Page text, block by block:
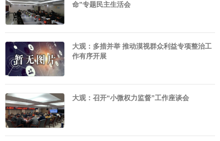
命”专题民主生活会
大观：多措并举 推动漠视群众利益专项整治工
作有序开展
大观：召开“小微权力监督”工作座谈会